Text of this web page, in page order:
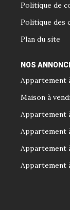
Politique de
Politique des
Plan du site
NOS
Appartement
Maison à
Appartement
Appartement
Appartement
Appartement